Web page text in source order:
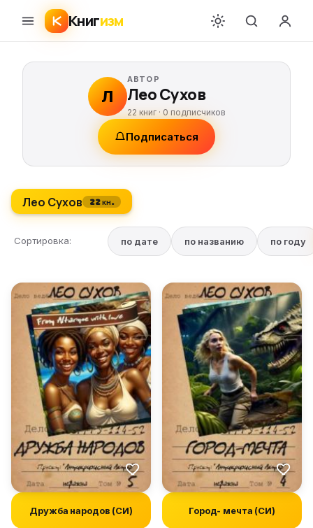
Книгизм
Л
АВТОР
Лео Сухов
22 книг · 0 подписчиков
Подписаться
Лео Сухов 22 кн.
Сортировка: по дате по названию по году
Дружба народов (СИ) Город- мечта (СИ)